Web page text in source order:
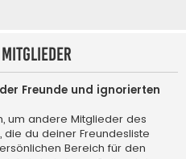
Freunde und ignorierten
um andere Mitglieder des
du deiner Freundesliste
Bereich für den